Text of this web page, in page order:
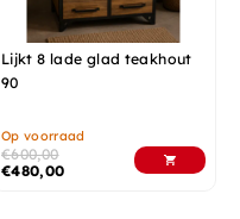
Lijkt 8 lade glad teakhout
90
Op voorraad
€600,00
€480,00